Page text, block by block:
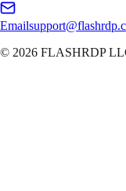
Email
© 2026 FLASHRDP